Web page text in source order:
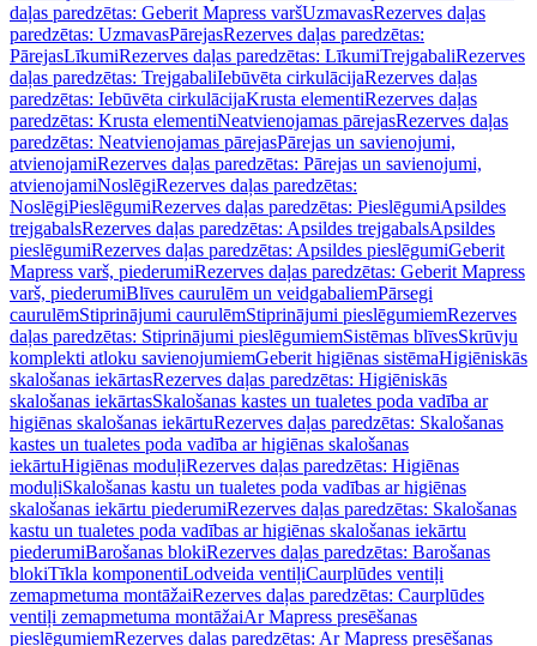
daļas paredzētas: Geberit Mapress varšUzmavasRezerves daļas
paredzētas: UzmavasPārejasRezerves daļas paredzētas:
PārejasLīkumiRezerves daļas paredzētas: LīkumiTrejgabaliRezerves
daļas paredzētas: TrejgabaliIebūvēta cirkulācijaRezerves daļas
paredzētas: Iebūvēta cirkulācijaKrusta elementiRezerves daļas
paredzētas: Krusta elementiNeatvienojamas pārejasRezerves daļas
paredzētas: Neatvienojamas pārejasPārejas un savienojumi,
atvienojamiRezerves daļas paredzētas: Pārejas un savienojumi,
atvienojamiNoslēgiRezerves daļas paredzētas:
NoslēgiPieslēgumiRezerves daļas paredzētas: PieslēgumiApsildes
trejgabalsRezerves daļas paredzētas: Apsildes trejgabalsApsildes
pieslēgumiRezerves daļas paredzētas: Apsildes pieslēgumiGeberit
Mapress varš, piederumiRezerves daļas paredzētas: Geberit Mapress
varš, piederumiBlīves caurulēm un veidgabaliemPārsegi
caurulēmStiprinājumi caurulēmStiprinājumi pieslēgumiemRezerves
daļas paredzētas: Stiprinājumi pieslēgumiemSistēmas blīvesSkrūvju
komplekti atloku savienojumiemGeberit higiēnas sistēmaHigiēniskās
skalošanas iekārtasRezerves daļas paredzētas: Higiēniskās
skalošanas iekārtasSkalošanas kastes un tualetes poda vadība ar
higiēnas skalošanas iekārtuRezerves daļas paredzētas: Skalošanas
kastes un tualetes poda vadība ar higiēnas skalošanas
iekārtuHigiēnas moduļiRezerves daļas paredzētas: Higiēnas
moduļiSkalošanas kastu un tualetes poda vadības ar higiēnas
skalošanas iekārtu piederumiRezerves daļas paredzētas: Skalošanas
kastu un tualetes poda vadības ar higiēnas skalošanas iekārtu
piederumiBarošanas blokiRezerves daļas paredzētas: Barošanas
blokiTīkla komponentiLodveida ventiļiCaurplūdes ventiļi
zemapmetuma montāžaiRezerves daļas paredzētas: Caurplūdes
ventiļi zemapmetuma montāžaiAr Mapress presēšanas
pieslēgumiemRezerves daļas paredzētas: Ar Mapress presēšanas